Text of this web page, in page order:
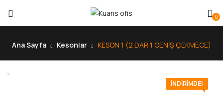
0
Ana Sayfa Kesonlar KESON 1 (2 DAR 1 GENİŞ ÇEKMECE)
İNDIRIMDE!